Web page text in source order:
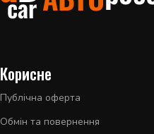
Корисне
Публічна оферта
Обмін та повернення